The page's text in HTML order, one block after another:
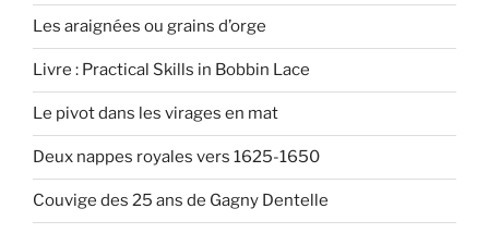
Les araignées ou grains d’orge
Livre : Practical Skills in Bobbin Lace
Le pivot dans les virages en mat
Deux nappes royales vers 1625-1650
Couvige des 25 ans de Gagny Dentelle